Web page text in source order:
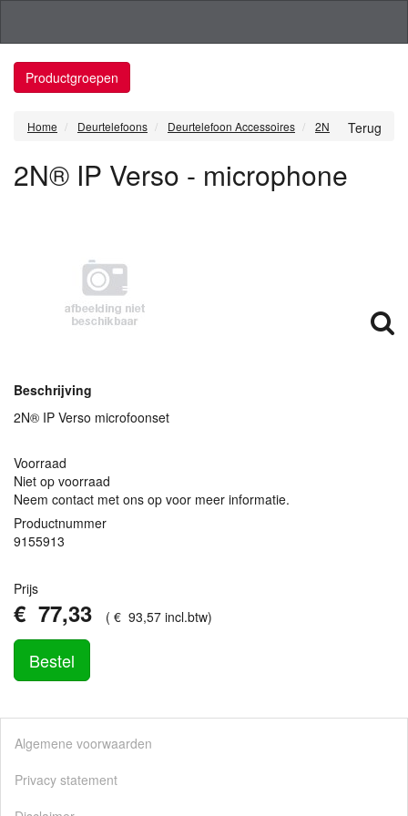
Productgroepen
Terug
Home Deurtelefoons Deurtelefoon Accessoires 2N
2N® IP Verso - microphone
Beschrijving
2N® IP Verso microfoonset
Voorraad
Niet op voorraad
Neem contact met ons op voor meer informatie.
Productnummer
9155913
Prijs
€ 77,33 ( € 93,57 incl.btw)
Bestel
Algemene voorwaarden
Privacy statement